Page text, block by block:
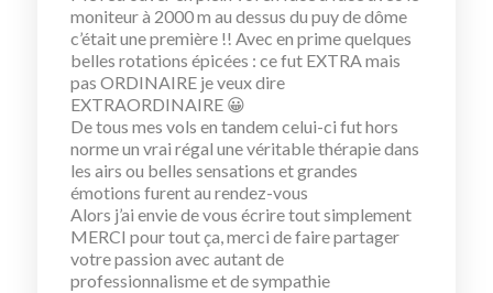
moniteur à 2000 m au dessus du puy de dôme
c’était une première !! Avec en prime quelques
belles rotations épicées : ce fut EXTRA mais
pas ORDINAIRE je veux dire
EXTRAORDINAIRE 😀
De tous mes vols en tandem celui-ci fut hors
norme un vrai régal une véritable thérapie dans
les airs ou belles sensations et grandes
émotions furent au rendez-vous
Alors j’ai envie de vous écrire tout simplement
MERCI pour tout ça, merci de faire partager
votre passion avec autant de
professionnalisme et de sympathie